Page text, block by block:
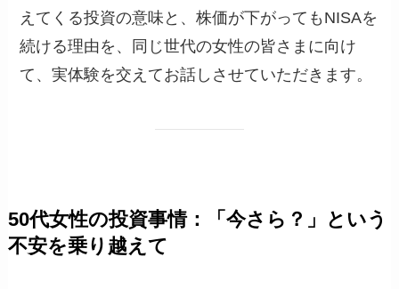
えてくる投資の意味と、株価が下がってもNISAを
続ける理由を、同じ世代の女性の皆さまに向け
て、実体験を交えてお話しさせていただきます。
50代女性の投資事情：「今さら？」という
不安を乗り越えて